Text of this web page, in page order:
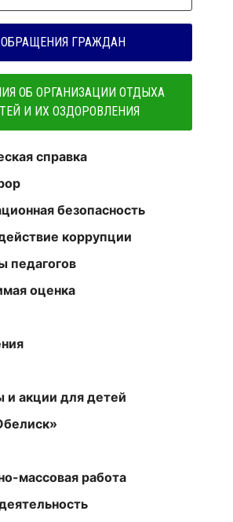
ОБРАЩЕНИЯ ГРАЖДАН
ОБ ОРГАНИЗАЦИИ ОТДЫХА
И ИХ ОЗДОРОВЛЕНИЯ
справка
безопасность
коррупции
педагогов
оценка
и акции для детей
массовая работа